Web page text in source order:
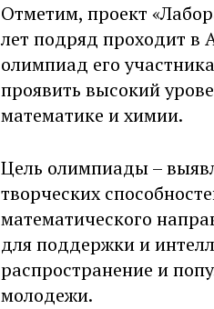
Отметим, проект
лет подряд проходит в
олимпиад его
проявить высокий
математике и химии.
Цель олимпиады –
творческих
математического
для поддержки и
распространение и
молодежи.